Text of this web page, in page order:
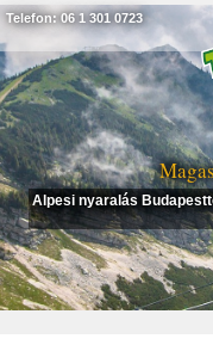
Hochkaron
az árban!
nap/4 éj 324 €/fő-től
Telefon: 06 1 301 0723